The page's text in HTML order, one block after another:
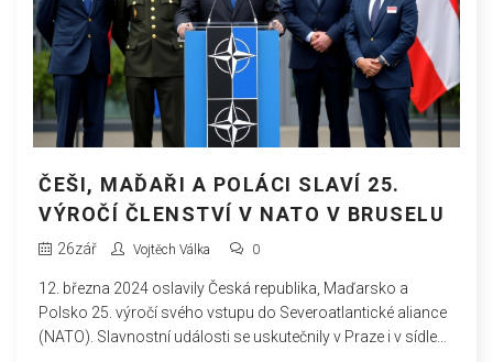
ČEŠI, MAĎAŘI A POLÁCI SLAVÍ 25.
VÝROČÍ ČLENSTVÍ V NATO V BRUSELU
26zář Vojtěch Válka 0
12. března 2024 oslavily Česká republika, Maďarsko a
Polsko 25. výročí svého vstupu do Severoatlantické aliance
(NATO). Slavnostní události se uskutečnily v Praze i v sídle